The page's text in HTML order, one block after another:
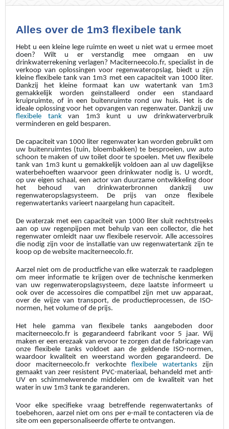
Alles over de 1m3 flexibele tank
Hebt u een kleine lege ruimte en weet u niet wat u ermee moet
doen? Wilt u er verstandig mee omgaan en uw
drinkwaterrekening verlagen? Maciterneecolo.fr, specialist in de
verkoop van oplossingen voor regenwateropslag, biedt u zijn
kleine flexibele tank van 1m3 met een capaciteit van 1000 liter.
Dankzij het kleine formaat kan uw watertank van 1m3
gemakkelijk worden geïnstalleerd onder een standaard
kruipruimte, of in een buitenruimte rond uw huis. Het is de
ideale oplossing voor het opvangen van regenwater. Dankzij uw
flexibele tankvan 1m3 kunt u uw drinkwaterverbruik
verminderen en geld besparen.
De capaciteit van 1000 liter regenwater kan worden gebruikt om
uw buitenruimtes (tuin, bloembakken) te besproeien, uw auto
schoon te maken of uw toilet door te spoelen. Met uw flexibele
tank van 1m3 kunt u gemakkelijk voldoen aan al uw dagelijkse
waterbehoeften waarvoor geen drinkwater nodig is. U wordt,
op uw eigen schaal, een actor van duurzame ontwikkeling door
het behoud van drinkwaterbronnen dankzij uw
regenwateropslagsysteem. De prijs van onze flexibele
regenwatertanks varieert naargelang hun capaciteit.
De waterzak met een capaciteit van 1000 liter sluit rechtstreeks
aan op uw regenpijpen met behulp van een collector, die het
regenwater omleidt naar uw flexibele reservoir. Alle accessoires
die nodig zijn voor de installatie van uw regenwatertank zijn te
koop op de website maciterneecolo.fr.
Aarzel niet om de productfiche van elke waterzak te raadplegen
om meer informatie te krijgen over de technische kenmerken
van uw regenwateropslagsysteem, deze laatste informeert u
ook over de accessoires die compatibel zijn met uw apparaat,
over de wijze van transport, de productieprocessen, de ISO-
normen, het volume of de prijs.
Het hele gamma van flexibele tanks aangeboden door
maciterneecolo.fr is gegarandeerd fabrikant voor 5 jaar. Wij
maken er een erezaak van ervoor te zorgen dat de fabricage van
onze flexibele tanks voldoet aan de geldende ISO-normen,
waardoor kwaliteit en weerstand worden gegarandeerd. De
door maciterneecolo.fr verkochteflexibele watertankszijn
gemaakt van zeer resistent PVC-materiaal, behandeld met anti-
UV en schimmelwerende middelen om de kwaliteit van het
water in uw 1m3 tank te garanderen.
Voor elke specifieke vraag betreffende regenwatertanks of
toebehoren, aarzel niet om ons per e-mail te contacteren via de
site om een gepersonaliseerde offerte te ontvangen.